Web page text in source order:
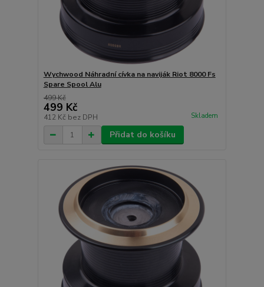
Wychwood Náhradní cívka na naviják Riot 8000 Fs
Spare Spool Alu
499 Kč
499 Kč
412 Kč bez DPH Skladem
Přidat do košíku